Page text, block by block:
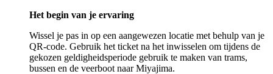
Het begin van je ervaring
Wissel je pas in op een aangewezen locatie met behulp van je
QR-code. Gebruik het ticket na het inwisselen om tijdens de
gekozen geldigheidsperiode gebruik te maken van trams,
bussen en de veerboot naar Miyajima.